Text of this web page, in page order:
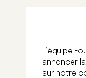
L’équipe
annoncer
sur notre